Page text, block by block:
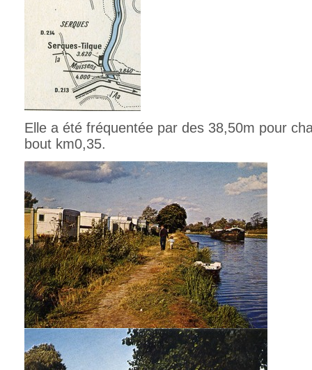
Elle a été fréquentée par des 38,50m pour
bout km0,35.